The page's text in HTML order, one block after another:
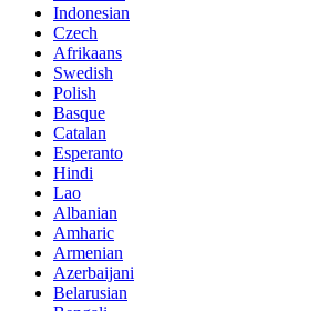
Indonesian
Czech
Afrikaans
Swedish
Polish
Basque
Catalan
Esperanto
Hindi
Lao
Albanian
Amharic
Armenian
Azerbaijani
Belarusian